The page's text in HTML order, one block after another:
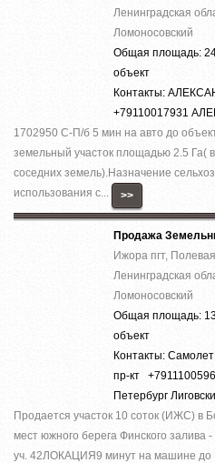
Ленинградская
Ломоносовский
Общая площадь:
объект
Контакты:
+79110017931
1702950 С-П/б 5 мин на авто до
земельный участок площадью 2.5 Га(
соседних земель).Назначение
использования с...
>>
Продажа
Ижора пгт,
Ленинградская
Ломоносовский
Общая площадь:
объект
Контакты:
пр-кт
Петербург
Продается участок 10 соток (ИЖС) в
мест южного берега Финского залива
уч. 42ЛОКАЦИЯ9 минут на машине до